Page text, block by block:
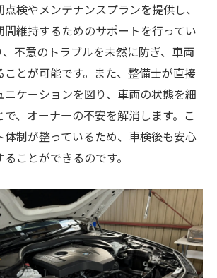
検やメンテナンスプランを提供し、
間維持するためのサポートを行ってい
、不意のトラブルを未然に防ぎ、車両
とが可能です。また、整備士が直接
ニケーションを図り、車両の状態を細
、オーナーの不安を解消します。こ
体制が整っているため、車検後も安心
ことができるのです。